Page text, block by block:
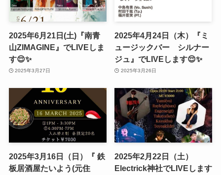
2025年6月21日(土)『南青
山ZIMAGINE』でLIVEしま
す😌✨
2025年3月27日
2025年4月24日（木）『ミ
ュージックバー シルナー
ジュ』でLIVEします😌✨
2025年3月26日
2025年3月16日（日）『 鉄
板居酒屋たいよう(元住
2025年2月22日（土）
Electrick神社でLIVEします